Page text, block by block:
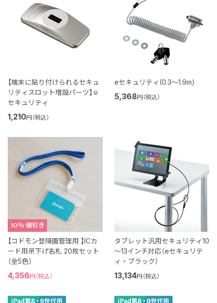
【端末に貼り付けられるセキュ
リティスロット増設パーツ】ｅ
セキュリティ
1,210円（税込）
eセキュリティ(0.3～1.9m)
5,368円（税込）
10％ 値引き
【コドモン登降園管理用 】ICカ
ード用吊下げ名札 20枚セット
（全5色）
現
の
4,356円（税込）
タブレット汎用セキュリティ10
～13インチ対応（eセキュリテ
ィ・ブラック）
13,134円（税込）